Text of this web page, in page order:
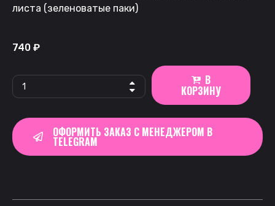
листа (зеленоватые паки)
740 ₽
В
КОРЗИНУ
ОФОРМИТЬ ЗАКАЗ С МЕНЕДЖЕРОМ В
TELEGRAM